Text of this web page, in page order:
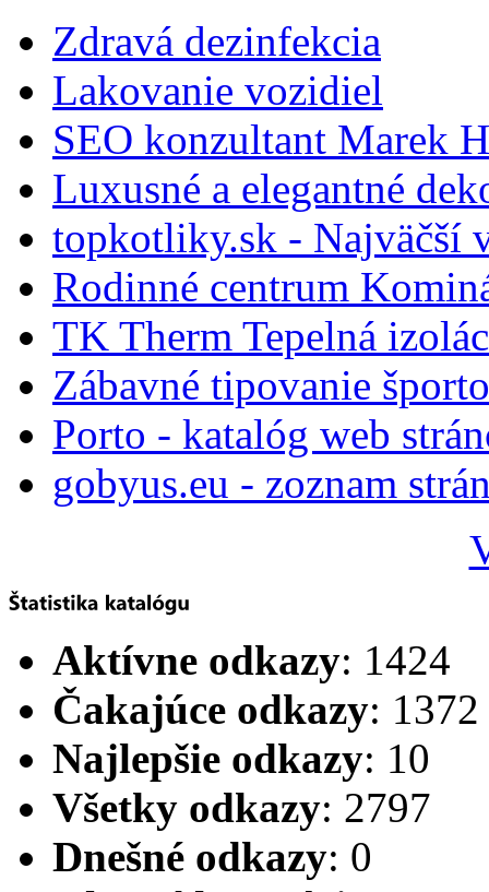
Zdravá dezinfekcia
Lakovanie vozidiel
SEO konzultant Marek
Luxusné a elegantné
topkotliky.sk - Najväčší
Rodinné centrum
TK Therm Tepelná
Zábavné tipovanie
Porto - katalóg web
gobyus.eu - zoznam
Aktívne odkazy: 1424
Čakajúce odkazy: 1372
Najlepšie odkazy: 10
Všetky odkazy: 2797
Dnešné odkazy: 0